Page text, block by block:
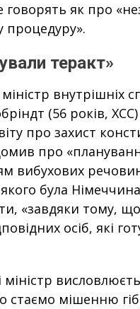
говорять як про
процедуру».
теракт»
внутрішніх
(56 років, ХСС)
про захист
про
вибухових
була
«завдяки тому,
осіб, які
міністр
стаємо мішенню